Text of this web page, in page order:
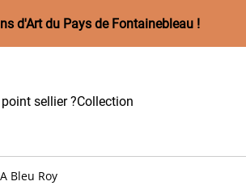
d'Art du Pays de Fontainebleau !
sellier ?Collection
Bleu Roy